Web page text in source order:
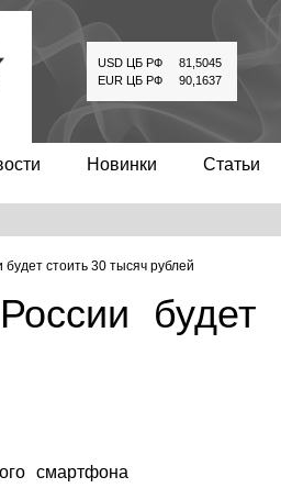
USD ЦБ РФ
81,5045
EUR ЦБ РФ
90,1637
Новинки Статьи
будет стоить 30 тысяч рублей
будет
смартфона